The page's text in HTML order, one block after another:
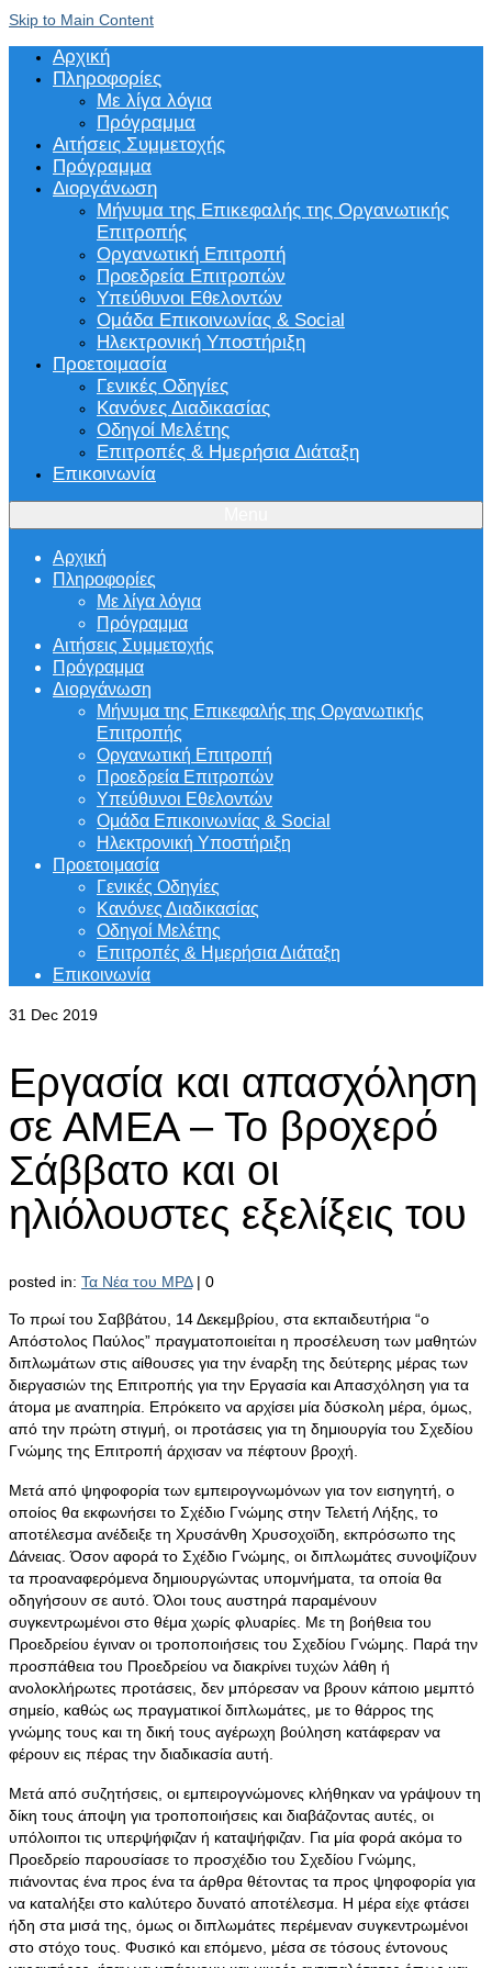
Skip to Main Content
Αρχική
Πληροφορίες
Με λίγα λόγια
Πρόγραμμα
Αιτήσεις Συμμετοχής
Πρόγραμμα
Διοργάνωση
Μήνυμα της Επικεφαλής της Οργανωτικής
Επιτροπής
Οργανωτική Επιτροπή
Προεδρεία Επιτροπών
Υπεύθυνοι Εθελοντών
Ομάδα Επικοινωνίας & Social
Ηλεκτρονική Υποστήριξη
Προετοιμασία
Γενικές Οδηγίες
Κανόνες Διαδικασίας
Οδηγοί Μελέτης
Επιτροπές & Ημερήσια Διάταξη
Επικοινωνία
Αρχική
Πληροφορίες
Με λίγα λόγια
Πρόγραμμα
Αιτήσεις Συμμετοχής
Πρόγραμμα
Διοργάνωση
Μήνυμα της Επικεφαλής της Οργανωτικής
Επιτροπής
Οργανωτική Επιτροπή
Προεδρεία Επιτροπών
Υπεύθυνοι Εθελοντών
Ομάδα Επικοινωνίας & Social
Ηλεκτρονική Υποστήριξη
Προετοιμασία
Γενικές Οδηγίες
Κανόνες Διαδικασίας
Οδηγοί Μελέτης
Επιτροπές & Ημερήσια Διάταξη
Επικοινωνία
31 Dec 2019
Εργασία και απασχόληση
σε ΑΜΕΑ – Το βροχερό
Σάββατο και οι
ηλιόλουστες εξελίξεις του
posted in: Τα Νέα του ΜΡΔ | 0
Το πρωί του Σαββάτου, 14 Δεκεμβρίου, στα εκπαιδευτήρια “ο
Απόστολος Παύλος” πραγματοποιείται η προσέλευση των μαθητών
διπλωμάτων στις αίθουσες για την έναρξη της δεύτερης μέρας των
διεργασιών της Επιτροπής για την Εργασία και Απασχόληση για τα
άτομα με αναπηρία. Επρόκειτο να αρχίσει μία δύσκολη μέρα, όμως,
από την πρώτη στιγμή, οι προτάσεις για τη δημιουργία του Σχεδίου
Γνώμης της Επιτροπή άρχισαν να πέφτουν βροχή.
Μετά από ψηφοφορία των εμπειρογνωμόνων για τον εισηγητή, ο
οποίος θα εκφωνήσει το Σχέδιο Γνώμης στην Τελετή Λήξης, το
αποτέλεσμα ανέδειξε τη Χρυσάνθη Χρυσοχοϊδη, εκπρόσωπο της
Δάνειας. Όσον αφορά το Σχέδιο Γνώμης, οι διπλωμάτες συνοψίζουν
τα προαναφερόμενα δημιουργώντας υπομνήματα, τα οποία θα
οδηγήσουν σε αυτό. Όλοι τους αυστηρά παραμένουν
συγκεντρωμένοι στο θέμα χωρίς φλυαρίες. Με τη βοήθεια του
Προεδρείου έγιναν οι τροποποιήσεις του Σχεδίου Γνώμης. Παρά την
προσπάθεια του Προεδρείου να διακρίνει τυχών λάθη ή
ανολοκλήρωτες προτάσεις, δεν μπόρεσαν να βρουν κάποιο μεμπτό
σημείο, καθώς ως πραγματικοί διπλωμάτες, με το θάρρος της
γνώμης τους και τη δική τους αγέρωχη βούληση κατάφεραν να
φέρουν εις πέρας την διαδικασία αυτή.
Μετά από συζητήσεις, οι εμπειρογνώμονες κλήθηκαν να γράψουν τη
δίκη τους άποψη για τροποποιήσεις και διαβάζοντας αυτές, οι
υπόλοιποι τις υπερψήφιζαν ή καταψήφιζαν. Για μία φορά ακόμα το
Προεδρείο παρουσίασε το προσχέδιο του Σχεδίου Γνώμης,
πιάνοντας ένα προς ένα τα άρθρα θέτοντας τα προς ψηφοφορία για
να καταλήξει στο καλύτερο δυνατό αποτέλεσμα. Η μέρα είχε φτάσει
ήδη στα μισά της, όμως οι διπλωμάτες περέμεναν συγκεντρωμένοι
στο στόχο τους. Φυσικό και επόμενο, μέσα σε τόσους έντονους